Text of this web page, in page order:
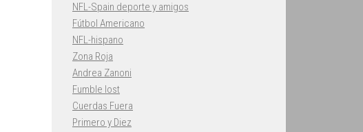
NFL-Spain deporte y amigos
Fútbol Americano
NFL-hispano
Zona Roja
Andrea Zanoni
Fumble lost
Cuerdas Fuera
Primero y Diez